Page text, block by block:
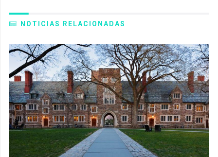
NOTICIAS RELACIONADAS